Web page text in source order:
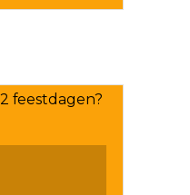
feestdagen?